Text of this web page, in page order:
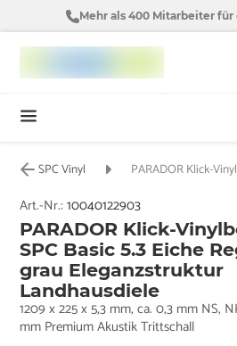
Mehr als 400 Mitarbeiter für
SPC Vinyl
Art.-Nr.:10040122903
PARADOR Klick-
SPC Basic 5.3 Eiche
grau Eleganzstruktur
Landhausdiele
1209 x 225 x 5,3 mm, ca. 0,3 mm NS,
mm Premium Akustik Trittschall